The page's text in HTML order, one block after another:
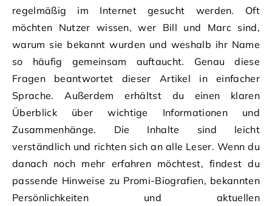
regelmäßig im Internet gesucht werden. Oft
möchten Nutzer wissen, wer Bill und Marc sind,
warum sie bekannt wurden und weshalb ihr Name
so häufig gemeinsam auftaucht. Genau diese
Fragen beantwortet dieser Artikel in einfacher
Sprache. Außerdem erhältst du einen klaren
Überblick über wichtige Informationen und
Zusammenhänge. Die Inhalte sind leicht
verständlich und richten sich an alle Leser. Wenn du
danach noch mehr erfahren möchtest, findest du
passende Hinweise zu Promi-Biografien, bekannten
Persönlichkeiten und aktuellen